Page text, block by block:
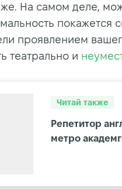
На самом деле,
покажется
проявлением
театрально и
Читай также
Репетитор
метро